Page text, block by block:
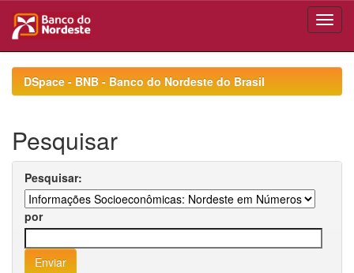
navigationDSpace - BNB - Banco do Nordeste do Brasil
Pesquisar
Pesquisar:
por